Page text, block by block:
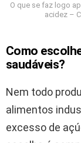
O que se faz logo
acidez –
Como
saudáveis?
Nem todo
alimentos
excesso de